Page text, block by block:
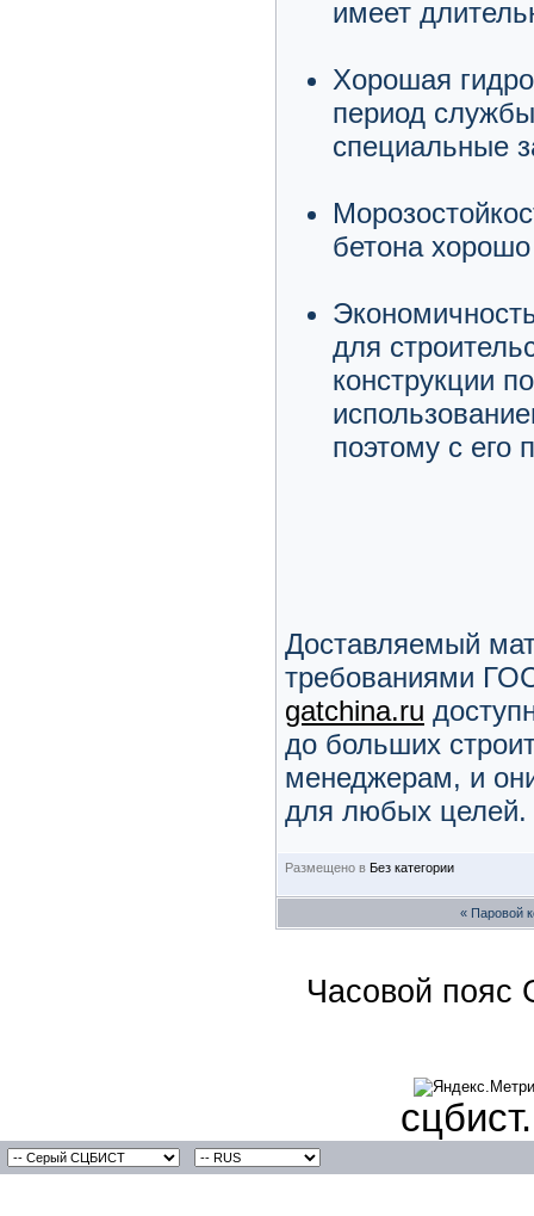
имеет
Хорошая
период
специальные
бетона
для
конструкции
поэтому с
Доставляемый
требованиями
gatchina.ru
до больших
менеджерам, и
для любых целей.
Размещено в Без категории
« Паровой
Часовой пояс